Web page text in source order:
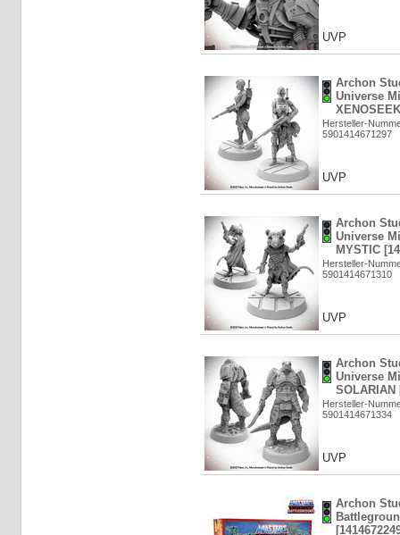
UVP
Archon
Universe
Hersteller-
5901414671297
UVP
Archon
Universe
MYSTIC
Hersteller-
5901414671310
UVP
Archon
Universe
SOLARIAN
Hersteller-
5901414671334
UVP
Archon